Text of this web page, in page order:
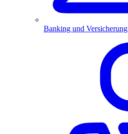
Banking und Versicherung